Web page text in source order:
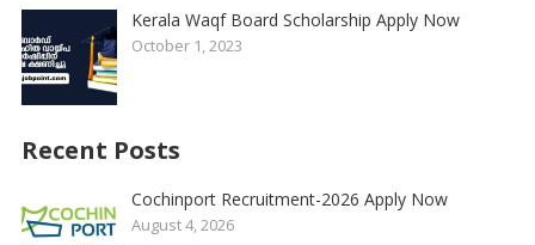
Kerala Waqf Board Scholarship Apply Now
October 1, 2023
Recent Posts
Cochinport Recruitment-2026 Apply Now
August 4, 2026